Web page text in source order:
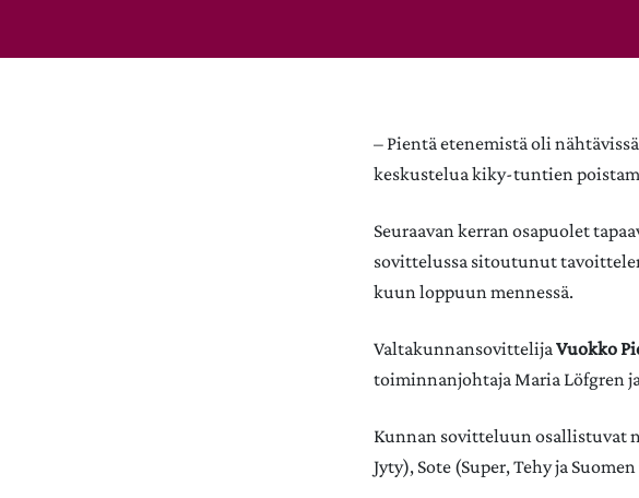
– Pientä etenemistä oli
keskustelua kiky-tuntien
Seuraavan kerran osapuolet
sovittelussa sitoutunut
kuun loppuun mennessä.
ValtakunnansovittelijaVuokko
toiminnanjohtaja Maria Löfgren
Kunnan sovitteluun osallistuvat
Jyty), Sote (Super, Tehy ja